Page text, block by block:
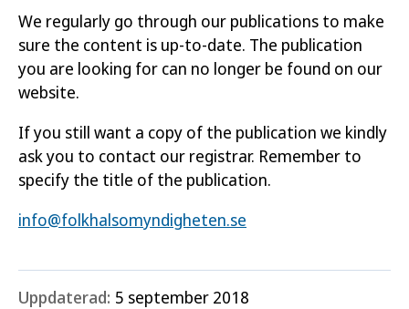
We regularly go through our publications to make
sure the content is up-to-date. The publication
you are looking for can no longer be found on our
website.
If you still want a copy of the publication we kindly
ask you to contact our registrar. Remember to
specify the title of the publication.
info@folkhalsomyndigheten.se
Uppdaterad: 5 september 2018